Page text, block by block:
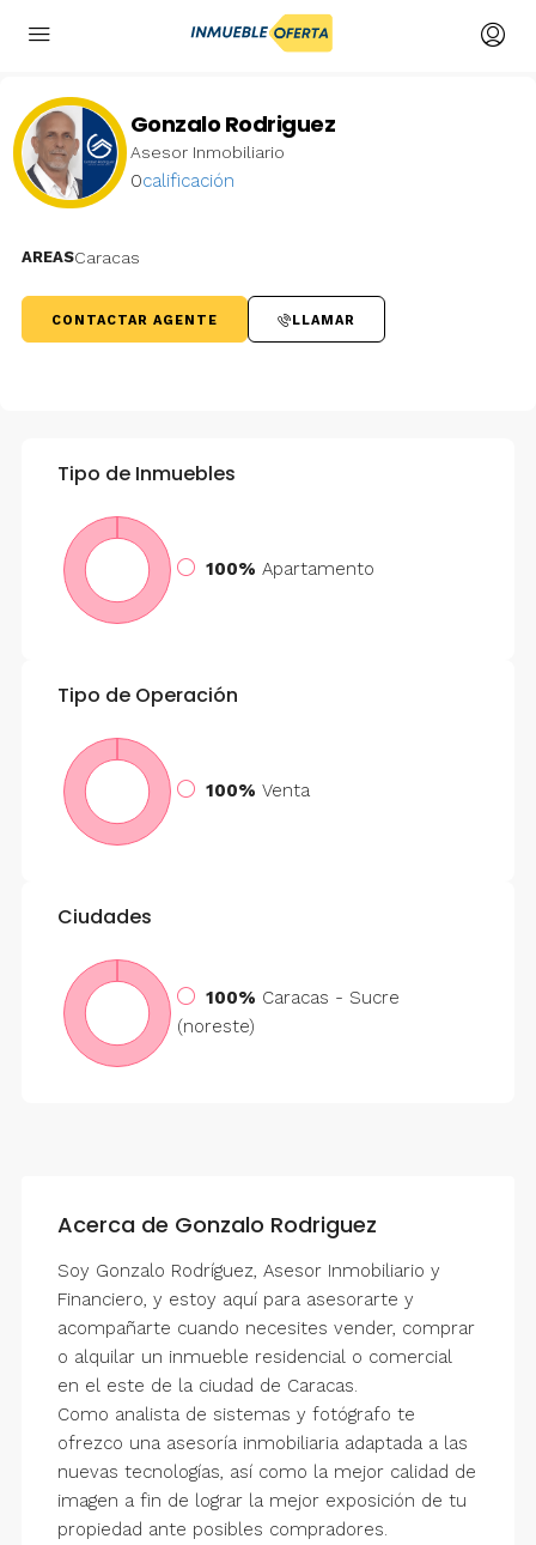
Gonzalo Rodriguez
Asesor Inmobiliario
0calificación
AREASCaracas
CONTACTAR AGENTE LLAMAR
Tipo de Inmuebles
100% Apartamento
Tipo de Operación
100% Venta
Ciudades
100% Caracas - Sucre
(noreste)
Acerca de Gonzalo Rodriguez
Soy Gonzalo Rodríguez, Asesor Inmobiliario y
Financiero, y estoy aquí para asesorarte y
acompañarte cuando necesites vender, comprar
o alquilar un inmueble residencial o comercial
en el este de la ciudad de Caracas.
Como analista de sistemas y fotógrafo te
ofrezco una asesoría inmobiliaria adaptada a las
nuevas tecnologías, así como la mejor calidad de
imagen a fin de lograr la mejor exposición de tu
propiedad ante posibles compradores.